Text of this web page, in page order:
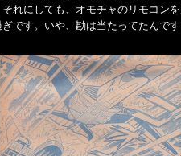
れにしても、オモチャのリモコン
ぎです。いや、勘は当たってたんで